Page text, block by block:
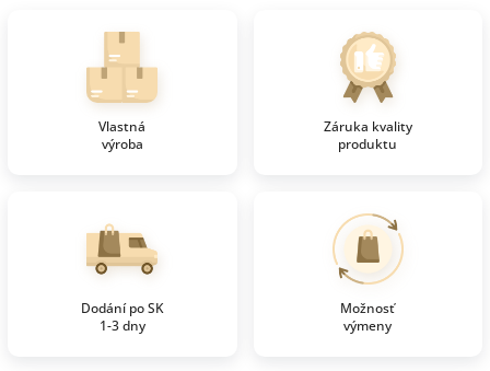
Vlastná
výroba
Záruka kvality
produktu
Dodání po SK
1-3 dny
Možnosť
výmeny